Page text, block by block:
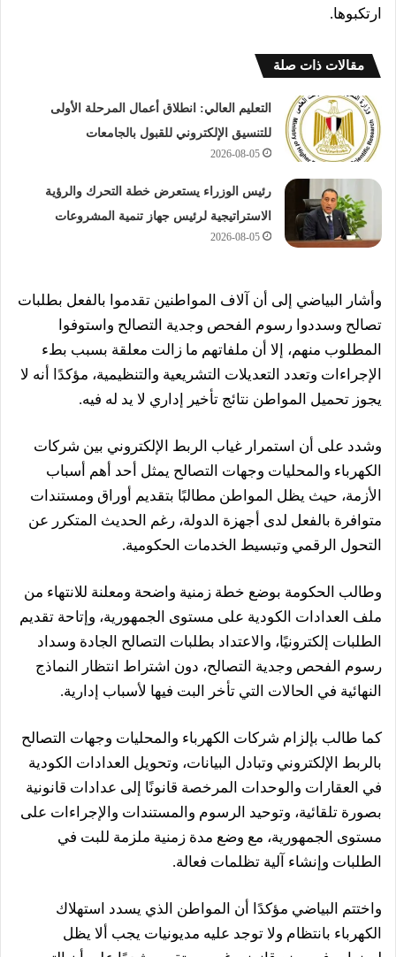
ارتكبوها.
مقالات ذات صلة
التعليم العالي: انطلاق أعمال المرحلة الأولى
للتنسيق الإلكتروني للقبول بالجامعات
2026-08-05
رئيس الوزراء يستعرض خطة التحرك والرؤية
الاستراتيجية لرئيس جهاز تنمية المشروعات
2026-08-05
وأشار البياضي إلى أن آلاف المواطنين تقدموا بالفعل بطلبات
تصالح وسددوا رسوم الفحص وجدية التصالح واستوفوا
المطلوب منهم، إلا أن ملفاتهم ما زالت معلقة بسبب بطء
الإجراءات وتعدد التعديلات التشريعية والتنظيمية، مؤكدًا أنه لا
يجوز تحميل المواطن نتائج تأخير إداري لا يد له فيه.
وشدد على أن استمرار غياب الربط الإلكتروني بين شركات
الكهرباء والمحليات وجهات التصالح يمثل أحد أهم أسباب
الأزمة، حيث يظل المواطن مطالبًا بتقديم أوراق ومستندات
متوافرة بالفعل لدى أجهزة الدولة، رغم الحديث المتكرر عن
التحول الرقمي وتبسيط الخدمات الحكومية.
وطالب الحكومة بوضع خطة زمنية واضحة ومعلنة للانتهاء من
ملف العدادات الكودية على مستوى الجمهورية، وإتاحة تقديم
الطلبات إلكترونيًا، والاعتداد بطلبات التصالح الجادة وسداد
رسوم الفحص وجدية التصالح، دون اشتراط انتظار النماذج
النهائية في الحالات التي تأخر البت فيها لأسباب إدارية.
كما طالب بإلزام شركات الكهرباء والمحليات وجهات التصالح
بالربط الإلكتروني وتبادل البيانات، وتحويل العدادات الكودية
في العقارات والوحدات المرخصة قانونًا إلى عدادات قانونية
بصورة تلقائية، وتوحيد الرسوم والمستندات والإجراءات على
مستوى الجمهورية، مع وضع مدة زمنية ملزمة للبت في
الطلبات وإنشاء آلية تظلمات فعالة.
واختتم البياضي مؤكدًا أن المواطن الذي يسدد استهلاك
الكهرباء بانتظام ولا توجد عليه مديونيات يجب ألا يظل